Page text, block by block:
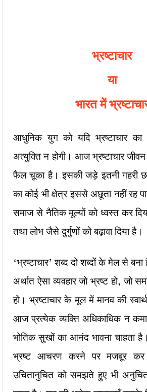
भ्रष्टाचार
या
भारत में
आधुनिक युग को यदि भ्रष्टाचार
अत्युक्ति न होगी। आज भ्रष्टाचार
फैल चूका है। इसकी जड़े इतनी गहरी
का कोई भी क्षेत्र इससे अछूता नहीं रह
समाज से नैतिक मूल्यों को ध्वस्त कर दिया
तथा लोभ जैसेदुर्गुणों को बढ़ावा दिया है।
‘भ्रष्टाचार’ शब्द दो शब्दों के मेल से बना
अर्थात ऐसा व्यवहार जो भ्रष्ट हो, जो
हो। भ्रष्टाचार के मूल में मानव की
आज प्रत्येक व्यक्तिअधिकाधिक न
भोतिक सुखों का आनंद भावना चाहता
भ्रष्ट आचरण करने पर मजबूर
उचितानुचित को समझते हुए भी